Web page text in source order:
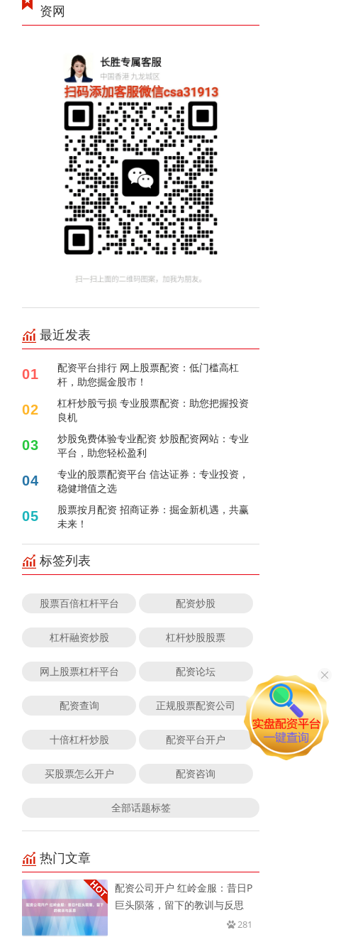
资网
最近发表
01
配资平台排行 网上股票配资：低门槛高杠
杆，助您掘金股市！
02
杠杆炒股亏损 专业股票配资：助您把握投资
良机
03
炒股免费体验专业配资 炒股配资网站：专业
平台，助您轻松盈利
04
专业的股票配资平台 信达证券：专业投资，
稳健增值之选
05
股票按月配资 招商证券：掘金新机遇，共赢
未来！
标签列表
股票百倍杠杆平台 配资炒股
杠杆融资炒股 杠杆炒股股票
网上股票杠杆平台 配资论坛
配资查询 正规股票配资公司
十倍杠杆炒股 配资平台开户
买股票怎么开户 配资咨询
全部话题标签
热门文章
配资公司开户 红岭金服：昔日P
巨头陨落，留下的教训与反思
281